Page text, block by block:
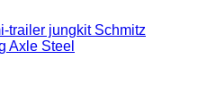
trailer jungkit Schmitz
Axle Steel